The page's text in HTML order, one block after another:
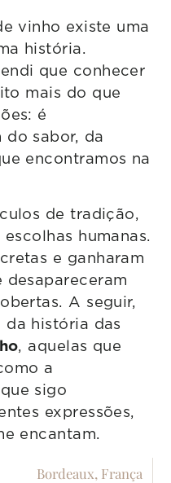
vinho existe uma
história.
que conhecer
mais do que
é
do sabor, da
encontramos na
de tradição,
humanas.
e ganharam
desapareceram
A seguir,
história das
, aquelas que
a
sigo
expressões,
encantam.
Bordeaux, França